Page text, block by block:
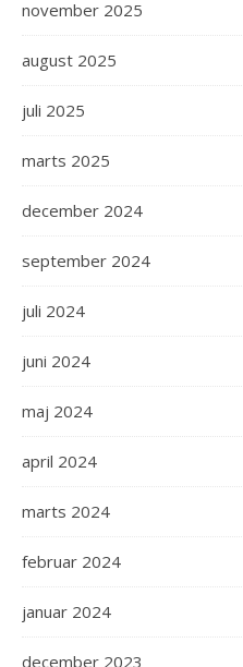
november 2025
august 2025
juli 2025
marts 2025
december 2024
september 2024
juli 2024
juni 2024
maj 2024
april 2024
marts 2024
februar 2024
januar 2024
december 2023